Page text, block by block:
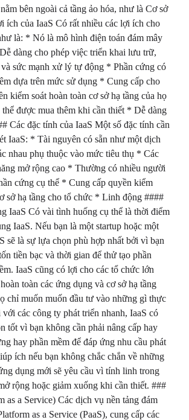
bên ngoài cả tầng ảo hóa, như là Cơ sở
ích của IaaS Có rất nhiều các lợi ích cho
là: * Nó là mô hình điện toán đám mây
dàng cho phép việc triển khai lưu trữ,
sức mạnh xử lý tự động * Phần cứng có
dựa trên mức sử dụng * Cung cấp cho
kiểm soát hoàn toàn cơ sở hạ tầng của họ
được mua thêm khi cần thiết * Dễ dàng
Các đặc tính của IaaS Một số đặc tính cần
IaaS: * Tài nguyên có sẵn như một dịch
nhau phụ thuộc vào mức tiêu thụ * Các
mở rộng cao * Thường có nhiều người
cứng cụ thể * Cung cấp quyền kiểm
sở hạ tầng cho tổ chức * Linh động ####
IaaS Có vài tình huống cụ thể là thời điểm
IaaS. Nếu bạn là một startup hoặc một
sẽ là sự lựa chọn phù hợp nhất bởi vì bạn
tiền bạc và thời gian để thử tạo phần
IaaS cũng có lợi cho các tổ chức lớn
toàn các ứng dụng và cơ sở hạ tầng
chỉ muốn muốn đầu tư vào những gì thực
các công ty phát triển nhanh, IaaS có
tốt vì bạn không cần phải nâng cấp hay
hay phần mềm để đáp ứng nhu cầu phát
ích nếu bạn không chắc chắn về những
dụng mới sẽ yêu cầu vì tính linh trong
rộng hoặc giảm xuống khi cần thiết. ###
as a Service) Các dịch vụ nền tảng đám
as a Service (PaaS), cung cấp các